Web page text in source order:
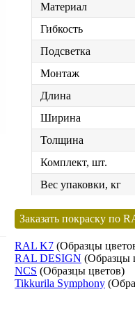
Материал
Гибкость
Подсветка
Монтаж
Длина
Ширина
Толщина
Комплект, шт.
Вес упаковки, кг
Заказать покраску по
RAL K7 (Образцы
RAL DESIGN (Образцы
NCS (Образцы цветов)
Tikkurila Symphony